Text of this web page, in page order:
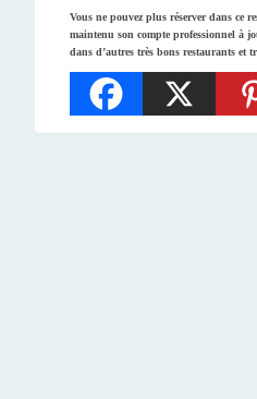
Vous ne pouvez plus réserver dans ce
maintenu son compte professionnel à
dans d’autres très bons restaurants et